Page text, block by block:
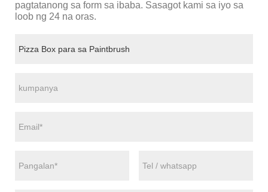
pagtatanong sa form sa ibaba. Sasagot kami sa iyo sa
loob ng 24 na oras.